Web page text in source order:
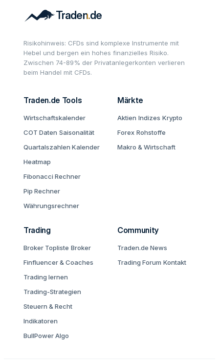
Risikohinweis: CFDs sind komplexe Instrumente mit
Hebel und bergen ein hohes finanzielles Risiko.
Zwischen 74-89% der Privatanlegerkonten verlieren
beim Handel mit CFDs.
Traden.de Tools
Wirtschaftskalender
COT Daten Saisonalität
Quartalszahlen Kalender
Heatmap
Fibonacci Rechner
Pip Rechner
Währungsrechner
Märkte
Aktien Indizes Krypto
Forex Rohstoffe
Makro & Wirtschaft
Trading
Broker Topliste Broker
Finfluencer & Coaches
Trading lernen
Trading-Strategien
Steuern & Recht
Indikatoren
BullPower Algo
Community
Traden.de News
Trading Forum Kontakt